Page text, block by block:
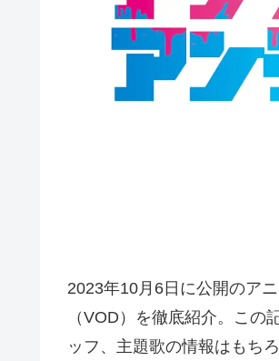
2023年10月6日に公開のア
（VOD）を徹底紹介。こ
ッフ、主題歌の情報はもち